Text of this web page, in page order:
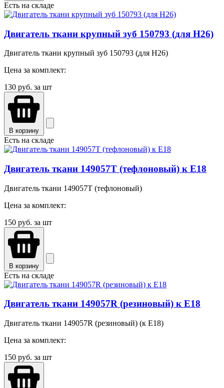
Есть на складе
Двигатель ткани крупный зуб 150793 (для H26)
Двигатель ткани крупный зуб 150793 (для H26)
Цена за комплект:
130 руб. за шт
В корзину
Есть на складе
Двигатель ткани 149057T (тефлоновый) к Е18
Двигатель ткани 149057T (тефлоновый)
Цена за комплект:
150 руб. за шт
В корзину
Есть на складе
Двигатель ткани 149057R (резиновый) к E18
Двигатель ткани 149057R (резиновый) (к E18)
Цена за комплект:
150 руб. за шт